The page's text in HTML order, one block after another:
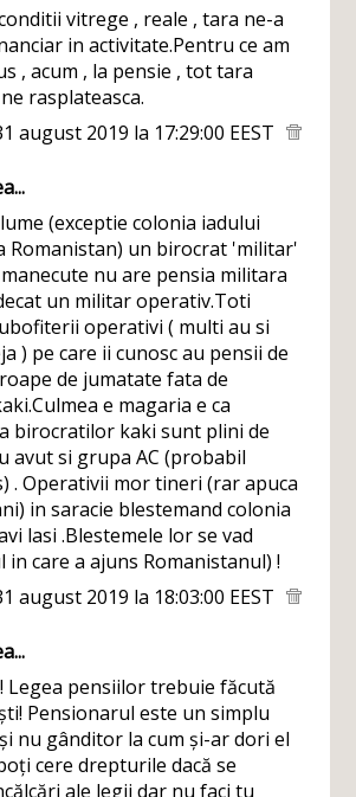
vitrege , reale , tara ne-a
in activitate.Pentru ce am
, acum , la pensie , tot tara
rasplateasca.
august 2019 la 17:29:00 EEST
(exceptie colonia iadului
Romanistan) un birocrat 'militar'
nu are pensia militara
un militar operativ.Toti
operativi ( multi au si
) pe care ii cunosc au pensii de
de jumatate fata de
e magaria e ca
birocratilor kaki sunt plini de
avut si grupa AC (probabil
. Operativii mor tineri (rar apuca
in saracie blestemand colonia
lasi .Blestemele lor se vad
in care a ajuns Romanistanul) !
august 2019 la 18:03:00 EEST
Legea pensiilor trebuie făcută
Pensionarul este un simplu
nu gânditor la cum și-ar dori el
cere drepturile dacă se
ale legii dar nu faci tu